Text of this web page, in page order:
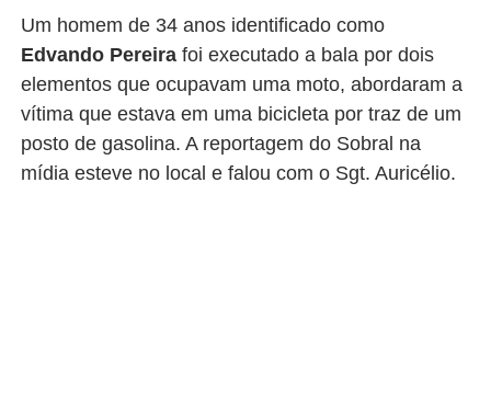
Um homem de 34 anos identificado como
Edvando Pereira foi executado a bala por dois
elementos que ocupavam uma moto, abordaram a
vítima que estava em uma bicicleta por traz de um
posto de gasolina. A reportagem do Sobral na
mídia esteve no local e falou com o Sgt. Auricélio.